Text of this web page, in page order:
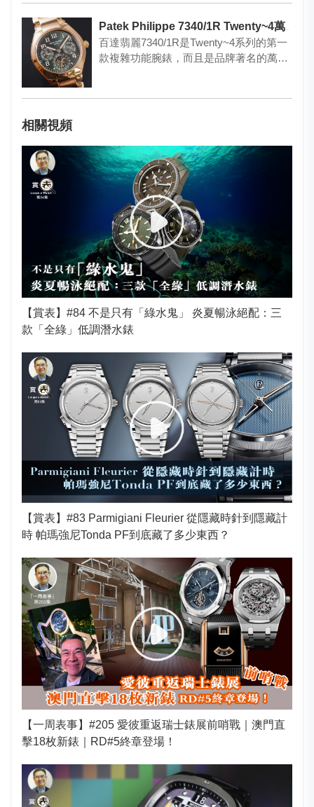
百達翡麗7340/1R是Twenty~4系列的第一
款複雜功能腕錶，而且是品牌著名的萬年
相關視頻
【賞表】#84 不是只有「綠水鬼」 炎夏暢泳絕配：三
款「全綠」低調潛水錶
【賞表】#83 Parmigiani Fleurier 從隱藏時針到隱藏計
時 帕瑪強尼Tonda PF到底藏了多少東西？
【一周表事】#205 愛彼重返瑞士錶展前哨戰｜澳門直
擊18枚新錶｜RD#5終章登場！